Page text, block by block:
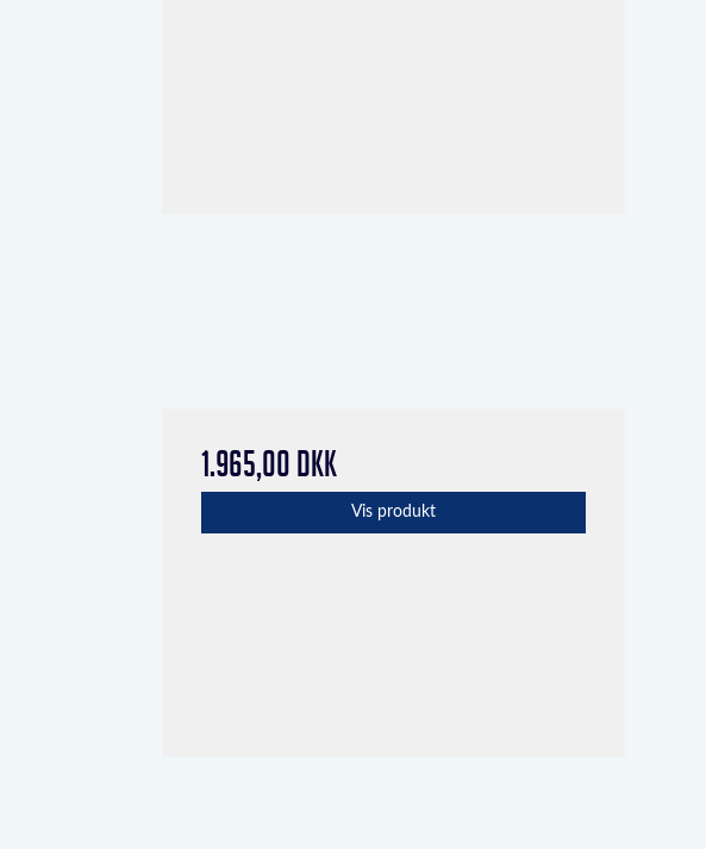
1.965,00 DKK
Vis produkt